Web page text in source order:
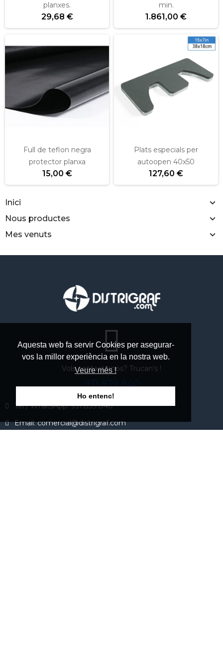
Aquesta web fa servir Cookies per asegurar-
vos la millor experiència en la nostra web.
Veure més !
Ho entenc!
Inici
Nous productes
Mes venuts
planxes.
29,68 €
min.
1.861,00 €
Full de teflon negra
protector planxa
15,00 €
Plats especials per
autoopen 40x50
127,60 €
Vols contactarnos? Trucan's !
931 839 840
Tel / WhatsApp: 931.839.840
Email: comercial@distrigraf.com